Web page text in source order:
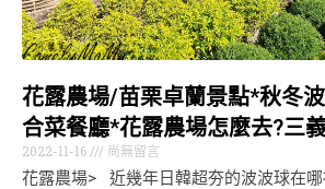
花露農場/苗栗卓蘭景點*秋冬
合菜餐廳*花露農場怎麼去?三
2022-11-16 尚無留言
花露農場> 近幾年日韓超夯的波波球在